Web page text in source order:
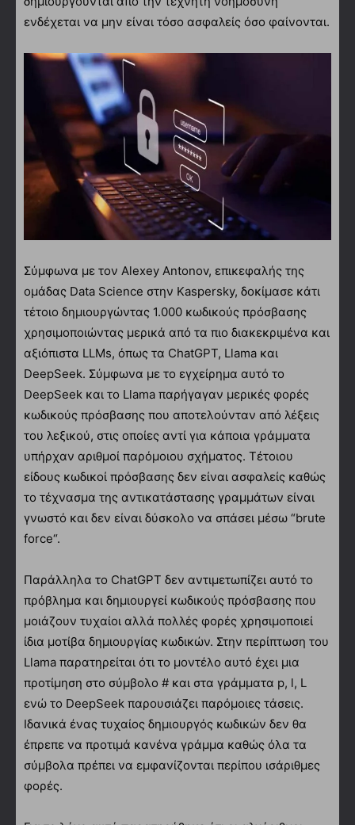
ενδέχεται να μην είναι τόσο ασφαλείς όσο φαίνονται.
Σύμφωνα με τον Alexey Antonov, επικεφαλής της
ομάδας Data Science στην Kaspersky, δοκίμασε κάτι
τέτοιο δημιουργώντας 1.000 κωδικούς πρόσβασης
χρησιμοποιώντας μερικά από τα πιο διακεκριμένα και
αξιόπιστα LLMs, όπως τα ChatGPT, Llama και
DeepSeek. Σύμφωνα με το εγχείρημα αυτό το
DeepSeek και το Llama παρήγαγαν μερικές φορές
κωδικούς πρόσβασης που αποτελούνταν από λέξεις
του λεξικού, στις οποίες αντί για κάποια γράμματα
υπήρχαν αριθμοί παρόμοιου σχήματος. Τέτοιου
είδους κωδικοί πρόσβασης δεν είναι ασφαλείς καθώς
το τέχνασμα της αντικατάστασης γραμμάτων είναι
γνωστό και δεν είναι δύσκολο να σπάσει μέσω “brute
force“.
Παράλληλα το ChatGPT δεν αντιμετωπίζει αυτό το
πρόβλημα και δημιουργεί κωδικούς πρόσβασης που
μοιάζουν τυχαίοι αλλά πολλές φορές χρησιμοποιεί
ίδια μοτίβα δημιουργίας κωδικών. Στην περίπτωση του
Llama παρατηρείται ότι το μοντέλο αυτό έχει μια
προτίμηση στο σύμβολο # και στα γράμματα p, l, L
ενώ το DeepSeek παρουσιάζει παρόμοιες τάσεις.
Ιδανικά ένας τυχαίος δημιουργός κωδικών δεν θα
έπρεπε να προτιμά κανένα γράμμα καθώς όλα τα
σύμβολα πρέπει να εμφανίζονται περίπου ισάριθμες
φορές.